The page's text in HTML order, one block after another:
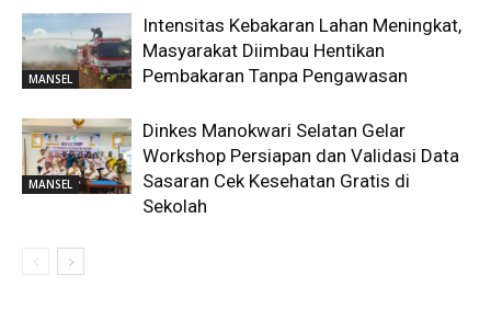
MANSEL
Intensitas Kebakaran Lahan Meningkat,
Masyarakat Diimbau Hentikan
Pembakaran Tanpa Pengawasan
MANSEL
Dinkes Manokwari Selatan Gelar
Workshop Persiapan dan Validasi Data
Sasaran Cek Kesehatan Gratis di
Sekolah